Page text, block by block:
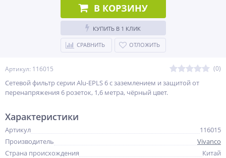
Артикул: 116015 (0)
Сетевой фильтр серии Alu-EPLS 6 с заземлением и защитой от
перенапряжения 6 розеток, 1,6 метра, чёрный цвет.
В КОРЗИНУ
КУПИТЬ В 1 КЛИК
СРАВНИТЬ ОТЛОЖИТЬ
Характеристики
Артикул
116015
Производитель
Vivanco
Страна происхождения
Китай